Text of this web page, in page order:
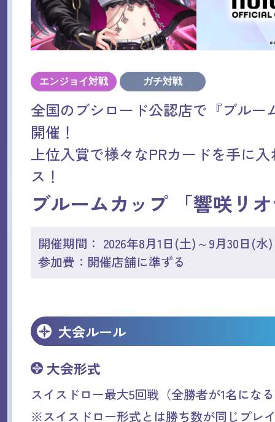
エンジョイ対戦 ガチ対戦
全国のブシロード公認店で『ブルー
開催！
上位入賞で様々なPRカードを手に
ス！
ブルームカップ 「響咲リ
開催期間： 2026年8月1日(土)～9月30日(水)
参加費：開催店舗に準ずる
大会ルール
大会形式
スイスドロー最大5回戦（全勝者が1名にな
※スイスドロー形式とは勝ち数が同じプレ